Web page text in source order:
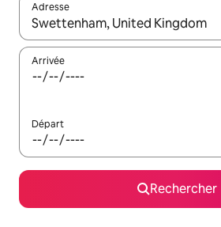
Adresse
Lorsque les résultats s'affichent,
Arrivée
Départ
Rechercher